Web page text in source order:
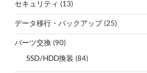
セキュリティ (13)
データ移行・バックアップ (25)
パーツ交換 (90)
SSD/HDD換装 (84)